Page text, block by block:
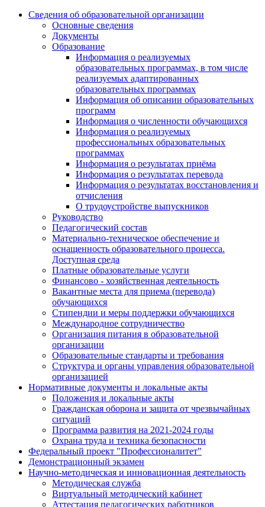
Сведения об образовательной организации
Основные сведения
Документы
Образование
Информация о реализуемых
образовательных программах, в том числе
реализуемых адаптированных
образовательных программах
Информация об описании образовательных
программ
Информация о численности обучающихся
Информация о реализуемых
профессиональных образовательных
программах
Информация о результатах приёма
Информация о результатах перевода
Информация о результатах восстановления и
отчисления
О трудоустройстве выпускников
Руководство
Педагогический состав
Материально-техническое обеспечение и
оснащенность образовательного процесса.
Доступная среда
Платные образовательные услуги
Финансово - хозяйственная деятельность
Вакантные места для приема (перевода)
обучающихся
Стипендии и меры поддержки обучающихся
Международное сотрудничество
Организация питания в образовательной
организации
Образовательные стандарты и требования
Структура и органы управления образовательной
организацией
Нормативные документы и локальные акты
Положения и локальные акты
Гражданская оборона и защита от чрезвычайных
ситуаций
Программа развития на 2021-2024 годы
Охрана труда и техника безопасности
Федеральный проект "Профессионалитет"
Демонстрационный экзамен
Научно-методическая и инновационная деятельность
Методическая служба
Виртуальный методический кабинет
Аттестация педагогических работников